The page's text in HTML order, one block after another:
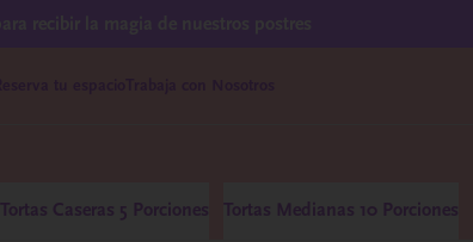
Tortas Caseras 5 Porciones Tortas Medianas 10 Porciones